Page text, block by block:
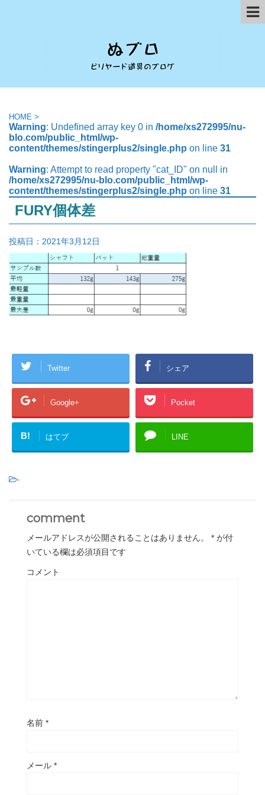
HOME >
Warning: Undefined array key 0 in /home/xs272995/nu-
blo.com/public_html/wp-
content/themes/stingerplus2/single.php on line 31
Warning: Attempt to read property "cat_ID" on null in
/home/xs272995/nu-blo.com/public_html/wp-
content/themes/stingerplus2/single.php on line 31
FURY個体差
投稿日： 2021年3月12日
Twitter シェア
Google+ Pocket
B! はてブ LINE
-
comment
メールアドレスが公開されることはありません。 * が付
いている欄は必須項目です
コメント
名前 *
メール *